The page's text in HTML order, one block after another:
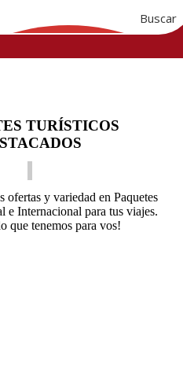
Buscar
TURÍSTICOS
ofertas y variedad en Paquetes
e Internacional para tus viajes.
que tenemos para vos!